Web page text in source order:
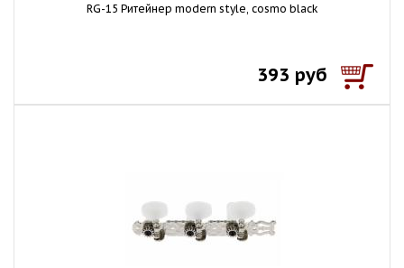
RG-15 Ритейнер modern style, cosmo black
393 руб